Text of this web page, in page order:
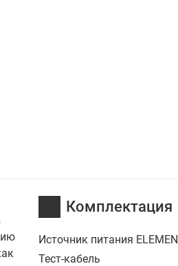
Комплектация
Источник питания
Тест-кабель